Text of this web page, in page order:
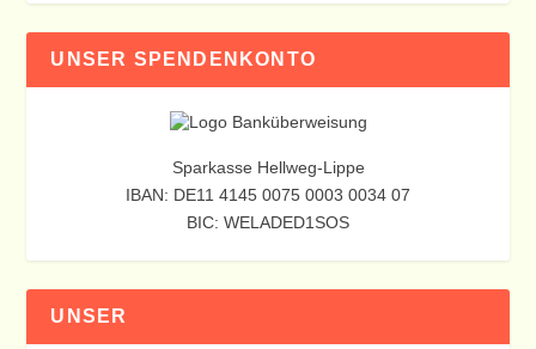
UNSER SPENDENKONTO
Sparkasse Hellweg-Lippe
IBAN: DE11 4145 0075 0003 0034 07
BIC: WELADED1SOS
UNSER